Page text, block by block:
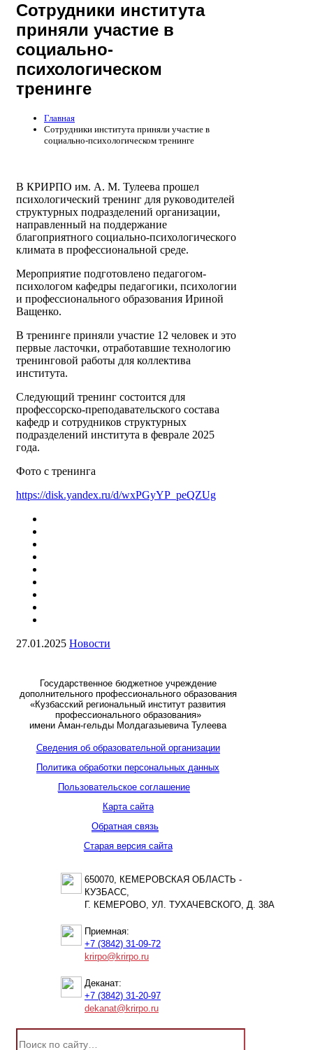
Сотрудники института
приняли участие в
социально-
психологическом
тренинге
Главная
Сотрудники института приняли участие в
социально-психологическом тренинге
В КРИРПО им. А. М. Тулеева прошел
психологический тренинг для руководителей
структурных подразделений организации,
направленный на поддержание
благоприятного социально-психологического
климата в профессиональной среде.
Мероприятие подготовлено педагогом-
психологом кафедры педагогики, психологии
и профессионального образования Ириной
Ващенко.
В тренинге приняли участие 12 человек и это
первые ласточки, отработавшие технологию
тренинговой работы для коллектива
института.
Следующий тренинг состоится для
профессорско-преподавательского состава
кафедр и сотрудников структурных
подразделений института в феврале 2025
года.
Фото с тренинга
https://disk.yandex.ru/d/wxPGyYP_peQZUg
27.01.2025 Новости
Государственное бюджетное учреждение
дополнительного профессионального образования
«Кузбасский региональный институт развития
профессионального образования»
имени Аман-гельды Молдагазыевича Тулеева
Сведения об образовательной организации
Политика обработки персональных данных
Пользовательское соглашение
Карта сайта
Обратная связь
Старая версия сайта
650070, КЕМЕРОВСКАЯ ОБЛАСТЬ -
КУЗБАСС,
Г. КЕМЕРОВО, УЛ. ТУХАЧЕВСКОГО, Д. 38А
Приемная:
+7 (3842) 31-09-72
krirpo@krirpo.ru
Деканат:
+7 (3842) 31-20-97
dekanat@krirpo.ru